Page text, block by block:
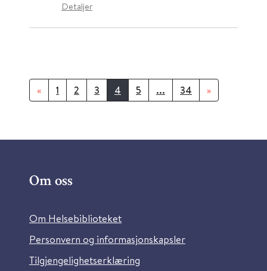
Detaljer
« 1 2 3 4 5 ... 34 »
Om oss
Om Helsebiblioteket
Personvern og informasjonskapsler
Tilgjengelighetserklæring